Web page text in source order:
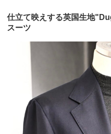
仕立て映えする英国生地
スーツ